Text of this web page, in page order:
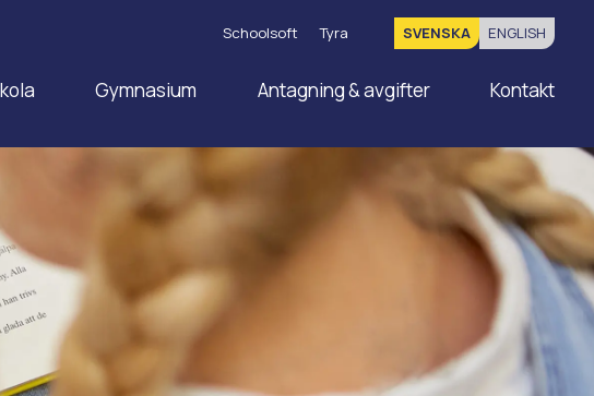
Schoolsoft Tyra SVENSKA ENGLISH
Gymnasium Antagning & avgifter Kontakt